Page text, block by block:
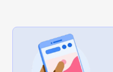
عرض الكل